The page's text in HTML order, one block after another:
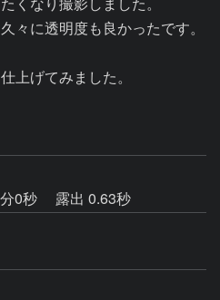
々に透明度も良かったです。
上げてみました。
0秒
露出 0.63秒